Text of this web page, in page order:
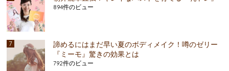
894件のビュー
諦めるにはまだ早い夏のボディメイク！噂のゼリー
『ミーモ』驚きの効果とは
792件のビュー